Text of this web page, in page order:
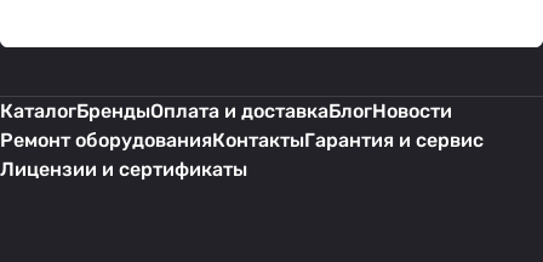
КаталогБрендыОплата и доставкаБлогНовости
Ремонт оборудованияКонтактыГарантия и сервис
Лицензии и сертификаты